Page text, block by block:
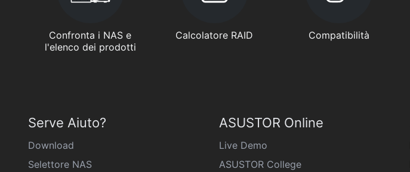
Confronta i NAS e
l'elenco dei prodotti
Calcolatore RAID Compatibilità
Serve Aiuto?
Download
Selettore NAS
ASUSTOR Online
Live Demo
ASUSTOR College